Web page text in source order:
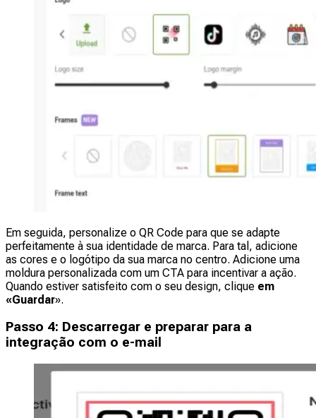
Em seguida, personalize o QR Code para que se adapte
perfeitamente à sua identidade de marca. Para tal, adicione
as cores e o logótipo da sua marca no centro. Adicione uma
moldura personalizada com um CTA para incentivar a ação.
Quando estiver satisfeito com o seu design, clique em
«Guardar».
Passo 4: Descarregar e preparar para a
integração com o e-mail